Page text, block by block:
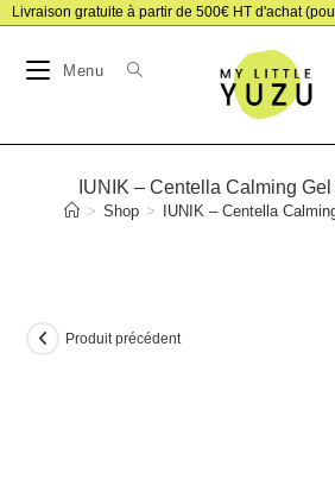
Skip
content
Livraison gratuite à partir de 500€ HT d'achat
Menu
IUNIK – Centella Calming Gel
> Shop > IUNIK – Centella
Produit précédent